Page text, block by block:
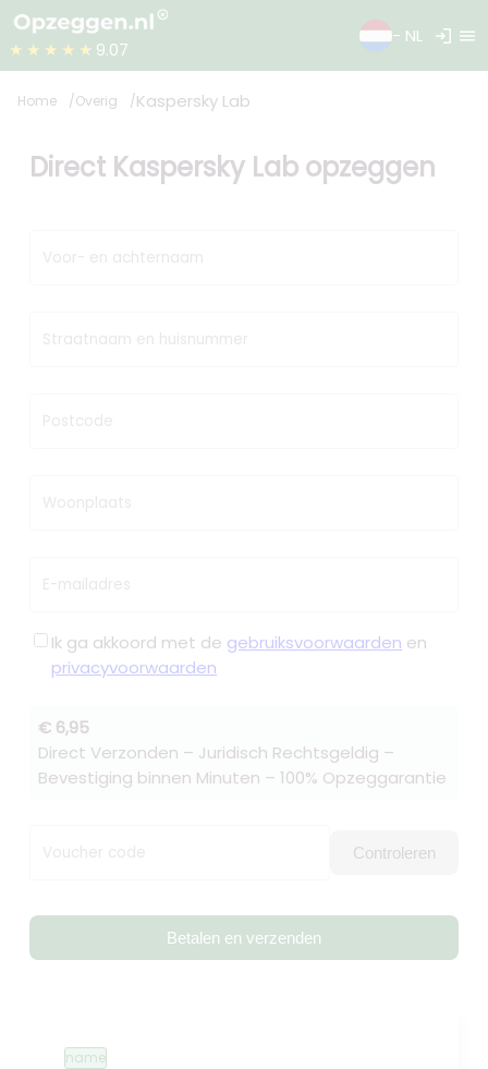
★★★★★ 9.07
- NL login menu
Home Overig Kaspersky Lab
Direct Kaspersky Lab opzeggen
Voor- en achternaam
Straatnaam en huisnummer
Postcode
Woonplaats
E-mailadres
Ik ga akkoord met de gebruiksvoorwaarden en
privacyvoorwaarden
€ 6,95
Direct Verzonden – Juridisch Rechtsgeldig –
Bevestiging binnen Minuten – 100% Opzeggarantie
Voucher code Controleren
Betalen en verzenden
name